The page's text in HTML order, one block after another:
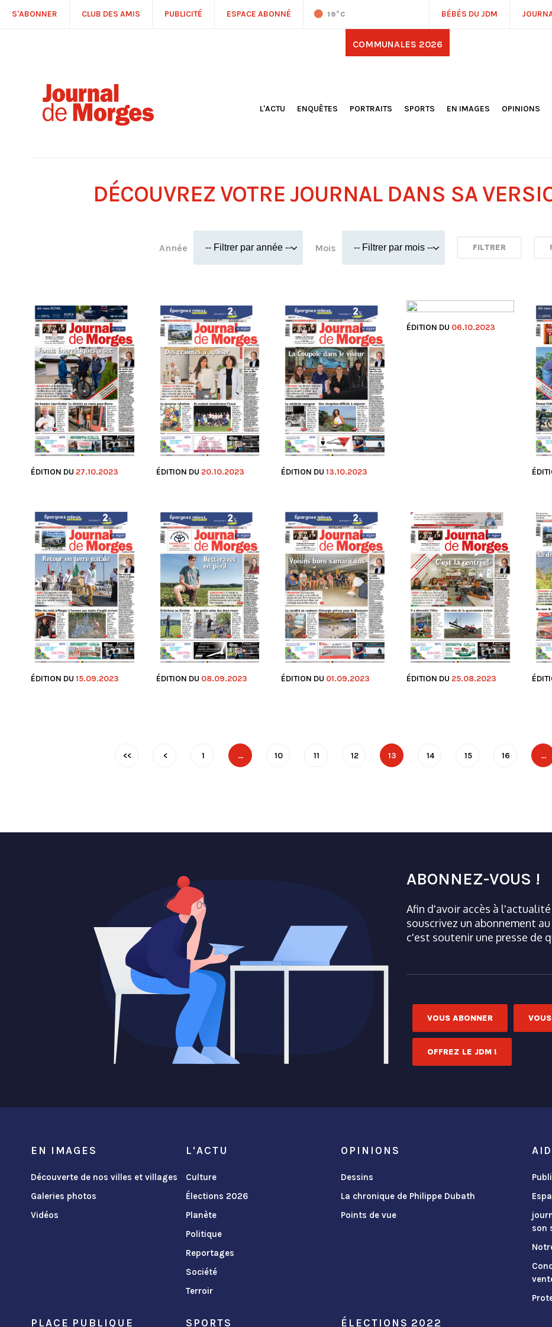
S'ABONNER CLUB DES AMIS PUBLICITÉ ESPACE ABONNÉ 19°C BÉBÉS DU JDM
COMMUNALES 2026
L'ACTU
CULTURE
PLANÈTE
ENQUÊTES PORTRAITS
SPORTS
EN IMAGES
OPINIONS
DÉCOUVREZ VOTRE JOURNAL DANS SA
Année Mois FILTRER
ÉDITION DU 27.10.2023 ÉDITION DU 20.10.2023 ÉDITION DU13.10.2023
ÉDITION DU 06.10.2023
ÉDITION DU 15.09.2023 ÉDITION DU 08.09.2023 ÉDITION DU 01.09.2023 ÉDITION DU 25.08.2023
<< < 1 … 10 11 12 13 14 15 16 …
ABONNEZ-VOUS !
Afin d'avoir accès à
souscrivez un abonnement
c'est soutenir une presse de
VOUS ABONNER
OFFREZ LE JDM !
EN IMAGES
Découverte de nos villes et villages
Galeries photos
Vidéos
L'ACTU
Culture
Élections 2026
Planète
Politique
Reportages
Société
Terroir
OPINIONS
Dessins
La chronique de Philippe Dubath
Points de vue
PLACE PUBLIQUE SPORTS ÉLECTIONS 2022
son